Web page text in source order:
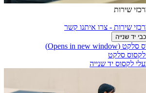
שירות
שירות - צרו איתנו קשר
יד שנייה
סלקט (Opens in new window)
סלקט
לקסוס יד שנייה